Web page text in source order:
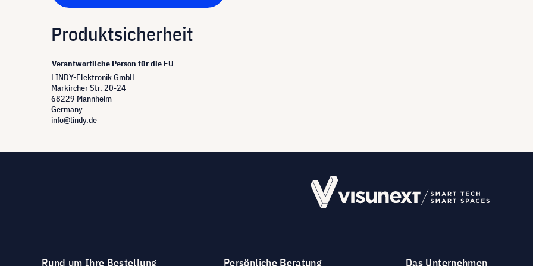
Produktsicherheit
Verantwortliche Person für die EU
LINDY-Elektronik GmbH
Markircher Str. 20-24
68229 Mannheim
Germany
info@lindy.de
Rund um Ihre Bestellung Persönliche Beratung Das Unternehmen